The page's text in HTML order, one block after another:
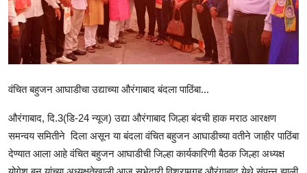
राजकीय
क्राईम
आर्थिक
सामाजिक
वंचित बहुजन आघाडीचा उद्याच्या औरंगाबाद बंदला पाठिंबा...
औरंगाबाद, दि.3(डि-24 न्यूज) उद्या औरंगाबाद जिल्हा बंदची हाक मराठ आरक्षण
समन्वय समितीने दिला असून या बंदला वंचित बहुजन आघाडीच्या वतीने जाहीर पाठिंबा
देण्यात आला आहे वंचित बहुजन आघाडीची जिल्हा कार्यकारिणी बैठक जिल्हा अध्यक्ष